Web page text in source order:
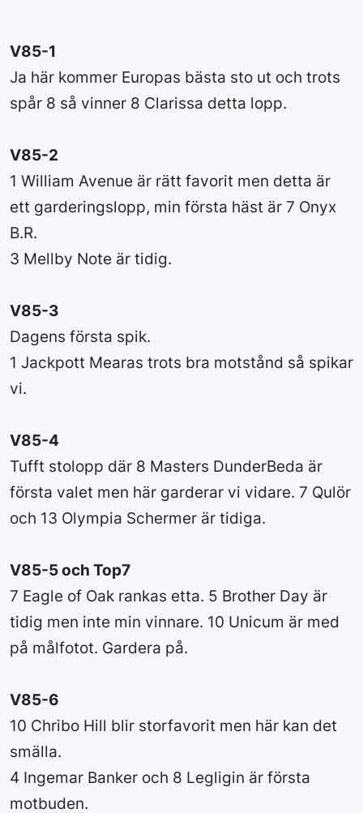
V85-1
Ja här kommer Europas bästa sto ut och trots
spår 8 så vinner 8 Clarissa detta lopp.
V85-2
1 William Avenue är rätt favorit men detta är
ett garderingslopp, min första häst är 7 Onyx
B.R.
3 Mellby Note är tidig.
V85-3
Dagens första spik.
1 Jackpott Mearas trots bra motstånd så spikar
vi.
V85-4
Tufft stolopp där 8 Masters DunderBeda är
första valet men här garderar vi vidare. 7 Qulör
och 13 Olympia Schermer är tidiga.
V85-5 och Top7
7 Eagle of Oak rankas etta. 5 Brother Day är
tidig men inte min vinnare. 10 Unicum är med
på målfotot. Gardera på.
V85-6
10 Chribo Hill blir storfavorit men här kan det
smälla.
4 Ingemar Banker och 8 Legligin är första
motbuden.